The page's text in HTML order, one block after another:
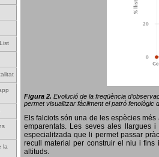
la
Figura 2. Evolució de la freqüència
permet visualitzar fàcilment el patró fenològic
Els falciots són una de les espècies
emparentats. Les seves ales llargues
especialitzada que li permet passar
recull material per construir el niu i fins
altituds.